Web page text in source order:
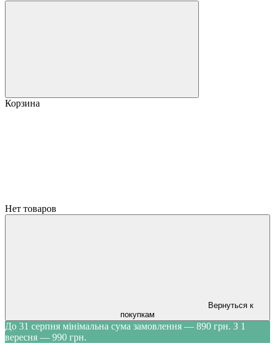
Корзина
Нет товаров
Вернуться к
покупкам
До 31 серпня мінімальна сума замовлення — 890 грн. З 1
вересня — 990 грн.